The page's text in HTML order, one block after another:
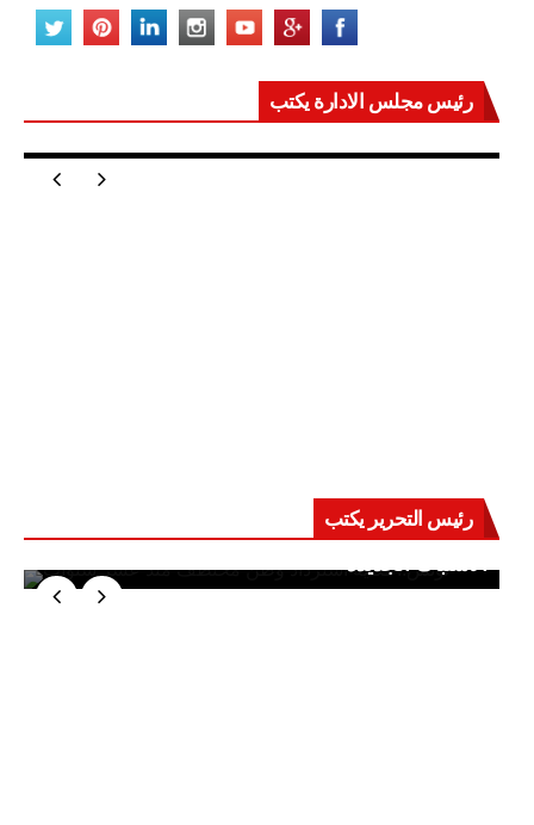
رئيس مجلس الادارة يكتب
مصر تعيد للعالم اتزانه
رئيس التحرير يكتب
حرب على العقول.. حادثة دمياط تكشف قواعد